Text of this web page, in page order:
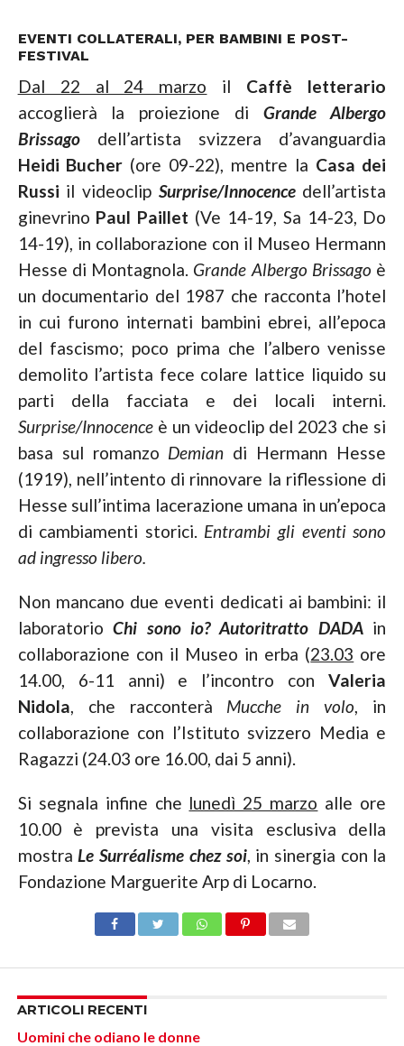
EVENTI COLLATERALI, PER BAMBINI E POST-
FESTIVAL
Dal 22 al 24 marzo il Caffè letterario
accoglierà la proiezione di Grande Albergo
Brissagodell’artista svizzera d’avanguardia
Heidi Bucher (ore 09-22), mentre la Casa dei
Russi il videoclip Surprise/Innocencedell’artista
ginevrino Paul Paillet (Ve 14-19, Sa 14-23, Do
14-19), in collaborazione con il Museo Hermann
Hesse di Montagnola. Grande Albergo Brissago è
un documentario del 1987 che racconta l’hotel
in cui furono internati bambini ebrei, all’epoca
del fascismo; poco prima che l’albero venisse
demolito l’artista fece colare lattice liquido su
parti della facciata e dei locali interni.
Surprise/Innocenceè un videoclip del 2023 che si
basa sul romanzo Demian di Hermann Hesse
(1919), nell’intento di rinnovare la riflessione di
Hesse sull’intima lacerazione umana in un’epoca
di cambiamenti storici. Entrambi gli eventi sono
ad ingresso libero.
Non mancano due eventi dedicati ai bambini: il
laboratorioChi sono io? Autoritratto DADAin
collaborazione con il Museo in erba (23.03 ore
14.00, 6-11 anni) e l’incontro conValeria
Nidola, che racconterà Mucche in volo, in
collaborazione con l’Istituto svizzero Media e
Ragazzi (24.03 ore 16.00, dai 5 anni).
Si segnala infine che lunedì 25 marzo alle ore
10.00 è prevista una visita esclusiva della
mostraLe Surréalisme chez soi, in sinergia con la
Fondazione Marguerite Arp di Locarno.
ARTICOLI RECENTI
Uomini che odiano le donne